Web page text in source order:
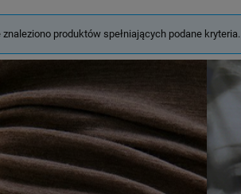
znaleziono produktów spełniających podane kryteria.